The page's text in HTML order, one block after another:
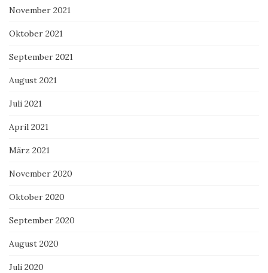
November 2021
Oktober 2021
September 2021
August 2021
Juli 2021
April 2021
März 2021
November 2020
Oktober 2020
September 2020
August 2020
Juli 2020